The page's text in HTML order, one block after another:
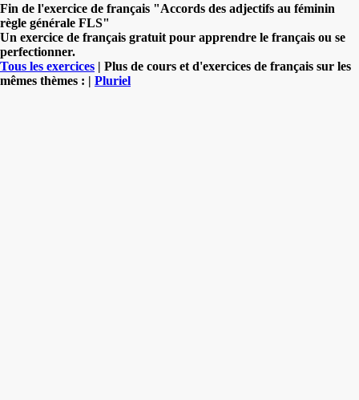
Fin de l'exercice de français "Accords des adjectifs au féminin
règle générale FLS"
Un exercice de français gratuit pour apprendre le français ou se
perfectionner.
Tous les exercices | Plus de cours et d'exercices de français sur les
mêmes thèmes : | Pluriel